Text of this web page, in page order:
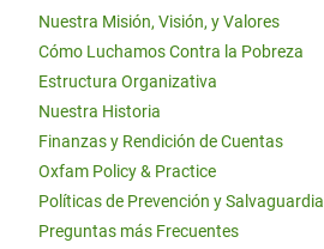
Nuestra Misión, Visión, y Valores
Cómo Luchamos Contra la Pobreza
Estructura Organizativa
Nuestra Historia
Finanzas y Rendición de Cuentas
Oxfam Policy & Practice
Políticas de Prevención y Salvaguardia
Preguntas más Frecuentes